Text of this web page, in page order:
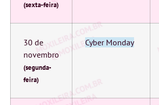
(sexta-feira)
30 de
novembro
(segunda-
feira)
Cyber Monday